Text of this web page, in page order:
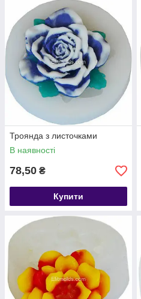
Троянда з листочками
В наявності
78,50 ₴
Купити